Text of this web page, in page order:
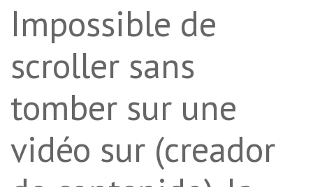
Impossible de
scroller sans
tomber sur une
vidéo sur (creador